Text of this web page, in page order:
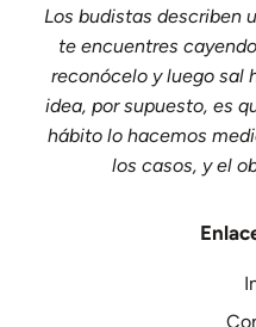
Los budistas describen
te encuentres
reconócelo y luego sal
idea, por supuesto, es
hábito lo hacemos
los casos, y el